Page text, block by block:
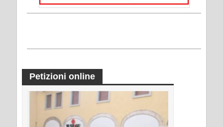
Petizioni online